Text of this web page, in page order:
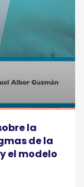
la
de la
el modelo